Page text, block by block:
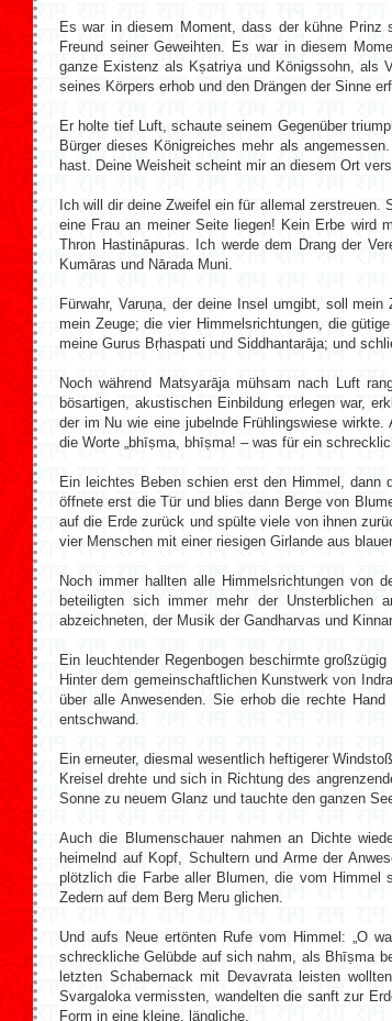
Es war in diesem Moment, dass der kühne
Freund seiner Geweihten. Es war in diesem
ganze Existenz als Kṣatriya und Königssohn, als
seines Körpers erhob und den Drängen der Sinne
Er holte tief Luft, schaute seinem Gegenüber
Bürger dieses Königreiches mehr als
hast. Deine Weisheit scheint mir an diesem Ort
Ich will dir deine Zweifel ein für allemal
eine Frau an meiner Seite liegen! Kein Erbe wird
Thron Hastināpuras. Ich werde dem Drang der
Kumāras und Nārada Muni.
Fürwahr, Varuṇa, der deine Insel umgibt, soll
mein Zeuge; die vier Himmelsrichtungen, die
meine Gurus Bṛhaspati und Siddhantarāja; und
Noch während Matsyarāja mühsam nach Luft
bösartigen, akustischen Einbildung erlegen war,
der im Nu wie eine jubelnde Frühlingswiese
die Worte „bhīṣma, bhīṣma! – was für ein
Ein leichtes Beben schien erst den Himmel,
öffnete erst die Tür und blies dann Berge von
auf die Erde zurück und spülte viele von ihnen
vier Menschen mit einer riesigen Girlande aus
Noch immer hallten alle Himmelsrichtungen von
beteiligten sich immer mehr der Unsterblichen
abzeichneten, der Musik der Gandharvas und
Ein leuchtender Regenbogen beschirmte
Hinter dem gemeinschaftlichen Kunstwerk von
über alle Anwesenden. Sie erhob die rechte
entschwand.
Ein erneuter, diesmal wesentlich heftigerer
Kreisel drehte und sich in Richtung des
Sonne zu neuem Glanz und tauchte den ganzen
Auch die Blumenschauer nahmen an Dichte
heimelnd auf Kopf, Schultern und Arme der
plötzlich die Farbe aller Blumen, die vom Himmel
Zedern auf dem Berg Meru glichen.
Und aufs Neue ertönten Rufe vom Himmel: „O
schreckliche Gelübde auf sich nahm, als Bhīṣma
letzten Schabernack mit Devavrata leisten
Svargaloka vermissten, wandelten die sanft zur
Form in eine kleine, längliche.